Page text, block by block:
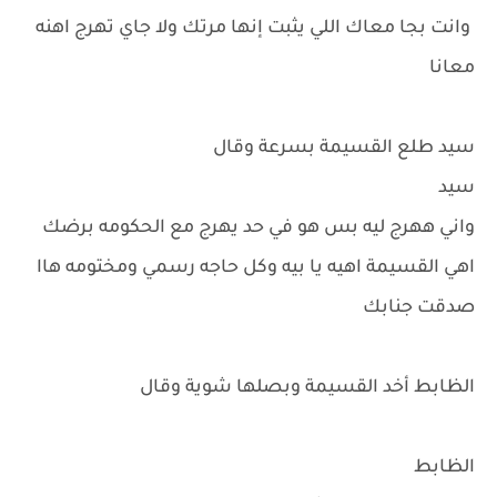
وانت بجا معاك اللي يثبت إنها مرتك ولا جاي تهرج اهنه
معانا
سيد طلع القسيمة بسرعة وقال
سيد
واني ههرج ليه بس هو في حد يهرج مع الحكومه برضك
اهي القسيمة اهيه يا بيه وكل حاجه رسمي ومختومه هاا
صدقت جنابك
الظابط أخد القسيمة وبصلها شوية وقال
الظابط